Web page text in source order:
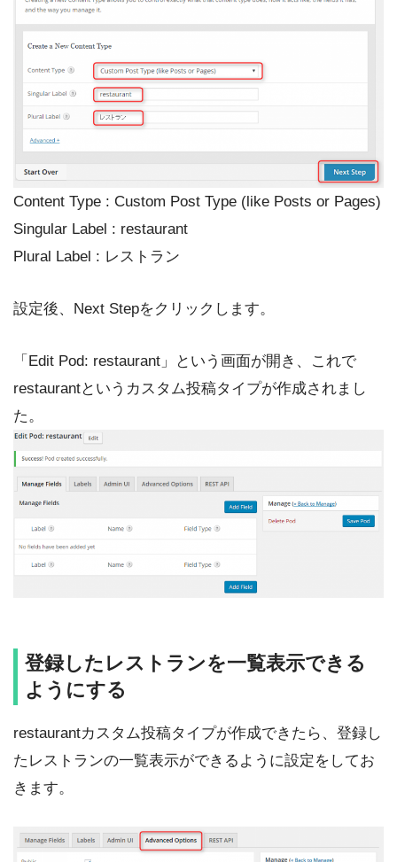
Content Type : Custom Post Type (like Posts or Pages)
Singular Label : restaurant
Plural Label : レストラン
設定後、Next Stepをクリックします。
「Edit Pod: restaurant」という画面が開き、これで
restaurantというカスタム投稿タイプが作成されまし
た。
登録したレストランを一覧表示できる
ようにする
restaurantカスタム投稿タイプが作成できたら、登録し
たレストランの一覧表示ができるように設定をしてお
きます。